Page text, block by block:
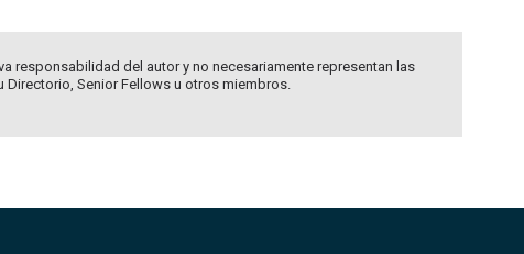
responsabilidad del autor y no necesariamente representan las
Directorio, Senior Fellows u otros miembros.